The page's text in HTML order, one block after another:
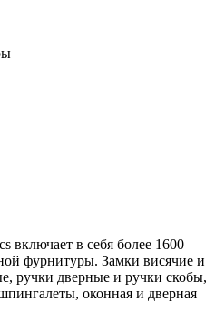
включает в себя более 1600
фурнитуры. Замки висячие и
ручки дверные и ручки скобы,
оконная и дверная